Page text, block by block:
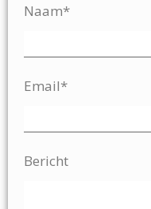
Naam*
Email*
Bericht